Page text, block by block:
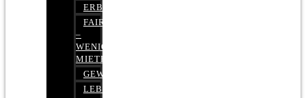
ERBRECHT
FAIRMIETEN
–
WENIGER
MIETE
GEWERBERECHT
LEBENSVERSICHERUNG